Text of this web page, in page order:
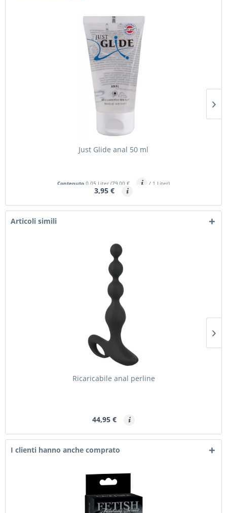
Just Glide anal 50 ml
Contenuto 0.05 Liter (79,00 € / 1 Liter)
3,95 €
Articoli simili
Ricaricabile anal perline
44,95 €
I clienti hanno anche comprato